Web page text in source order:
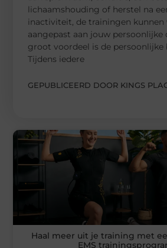
lichaamshouding of herstel na
inactiviteit, de trainingen kunnen
aangepast aan jouw persoonlijke
groot voordeel is de persoonlijke
Tijdens iedere
GEPUBLICEERD DOOR KINGS
Haal meer uit je training met
EMS